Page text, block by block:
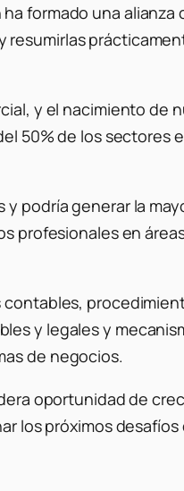
formado una alianza
resumirlas
y el nacimiento de
50% de los sectores
podría generar la
profesionales en
y legales y
de negocios.
oportunidad de
los próximos desafíos